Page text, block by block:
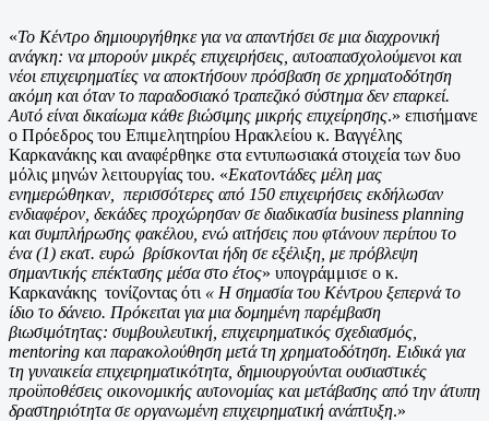
«Το Κέντρο δημιουργήθηκε για να απαντήσει σε μια διαχρονική
ανάγκη: να μπορούν μικρές επιχειρήσεις, αυτοαπασχολούμενοι και
νέοι επιχειρηματίες να αποκτήσουν πρόσβαση σε χρηματοδότηση
ακόμη και όταν το παραδοσιακό τραπεζικό σύστημα δεν επαρκεί.
Αυτό είναι δικαίωμα κάθε βιώσιμης μικρής επιχείρησης.» επισήμανε
ο Πρόεδρος του Επιμελητηρίου Ηρακλείου κ. Βαγγέλης
Καρκανάκης και αναφέρθηκε στα εντυπωσιακά στοιχεία των δυο
μόλις μηνών λειτουργίας του. «Εκατοντάδες μέλη μας
ενημερώθηκαν, περισσότερες από 150 επιχειρήσεις εκδήλωσαν
ενδιαφέρον, δεκάδες προχώρησαν σε διαδικασία business planning
και συμπλήρωσης φακέλου, ενώ αιτήσεις που φτάνουν περίπου το
ένα (1) εκατ. ευρώ βρίσκονται ήδη σε εξέλιξη, με πρόβλεψη
σημαντικής επέκτασης μέσα στο έτος» υπογράμμισε ο κ.
Καρκανάκης τονίζοντας ότι « Η σημασία του Κέντρου ξεπερνά το
ίδιο το δάνειο. Πρόκειται για μια δομημένη παρέμβαση
βιωσιμότητας: συμβουλευτική, επιχειρηματικός σχεδιασμός,
mentoring και παρακολούθηση μετά τη χρηματοδότηση. Ειδικά για
τη γυναικεία επιχειρηματικότητα, δημιουργούνται ουσιαστικές
προϋποθέσεις οικονομικής αυτονομίας και μετάβασης από την άτυπη
δραστηριότητα σε οργανωμένη επιχειρηματική ανάπτυξη.»